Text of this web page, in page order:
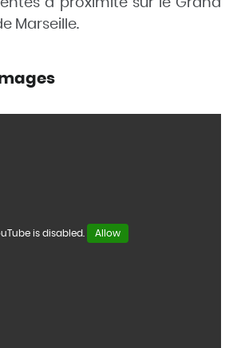
à proximité sur le Grand
Marseille.
is disabled. Allow